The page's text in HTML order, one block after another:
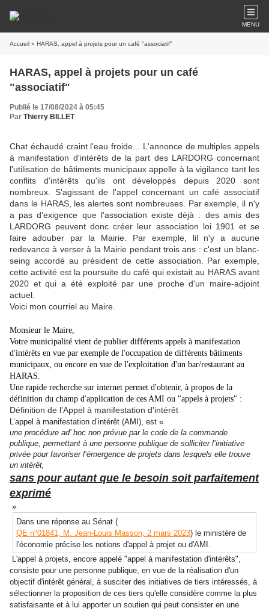
MENU
Accueil » HARAS, appel à projets pour un café "associatif"
HARAS, appel à projets pour un café
"associatif"
Publié le 17/08/2024 à 05:45
Par Thierry BILLET
Chat échaudé craint l'eau froide... L'annonce de multiples appels
à manifestation d'intérêts de la part des LARDORG concernant
l'utilisation de bâtiments municipaux appelle à la vigilance tant les
conflits d'intérêts qu'ils ont développés depuis 2020 sont
nombreux. S'agissant de l'appel concernant un café associatif
dans le HARAS, les alertes sont nombreuses. Par exemple, il n'y
a pas d'exigence que l'association existe déjà : des amis des
LARDORG peuvent donc créer leur association loi 1901 et se
faire adouber par la Mairie. Par exemple, lil n'y a aucune
redevance à verser à la Mairie pendant trois ans : c'est un blanc-
seing accordé au président de cette association. Par exemple,
cette activité est la poursuite du café qui existait au HARAS avant
2020 et qui a été exploité par une proche d'un maire-adjoint
actuel.
Voici mon courriel au Maire.
Monsieur le Maire,
Votre municipalité vient de publier différents appels à manifestation
d'intérêts en vue par exemple de l'occupation de différents bâtiments
municipaux, ou encore en vue de l'exploitation d'un bar/restaurant au
HARAS.
Une rapide recherche sur internet permet d'obtenir, à propos de la
définition du champ d'application de ces AMI ou "appels à projets" :
Définition de l'Appel à manifestation d'intérêt
L’appel à manifestation d’intérêt (AMI), est «
une procédure ad’ hoc non prévue par le code de la commande
publique, permettant à une personne publique de solliciter l’initiative
privée pour favoriser l’émergence de projets dans lesquels elle trouve
un intérêt,
sans pour autant que le besoin soit parfaitement
exprimé
».
Dans une réponse au Sénat (
QE n°01841, M. Jean-Louis Masson, 2 mars 2023) le ministère de
l'économie précise les notions d'appel à projet ou d'AMI.
L'appel à projets, encore appelé "appel à manifestation d'intérêts",
consiste pour une personne publique, en vue de la réalisation d'un
objectif d'intérêt général, à susciter des initiatives de tiers intéressés, à
sélectionner la proposition de ces tiers qu'elle considère comme la plus
satisfaisante et à lui apporter un soutien qui peut consister en une